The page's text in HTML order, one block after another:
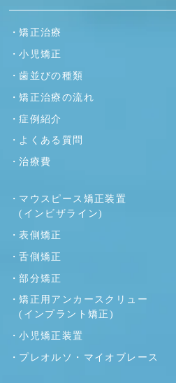
矯正治療
小児矯正
歯並びの種類
矯正治療の流れ
症例紹介
よくある質問
治療費
マウスピース矯正装置
(インビザライン)
表側矯正
舌側矯正
部分矯正
矯正用アンカースクリュー
(インプラント矯正)
小児矯正装置
プレオルソ・マイオブレース